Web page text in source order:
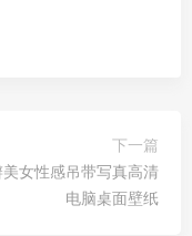
下一篇
美女性感吊带写真高清
电脑桌面壁纸